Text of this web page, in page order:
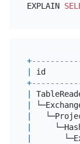
EXPLAIN
+
+